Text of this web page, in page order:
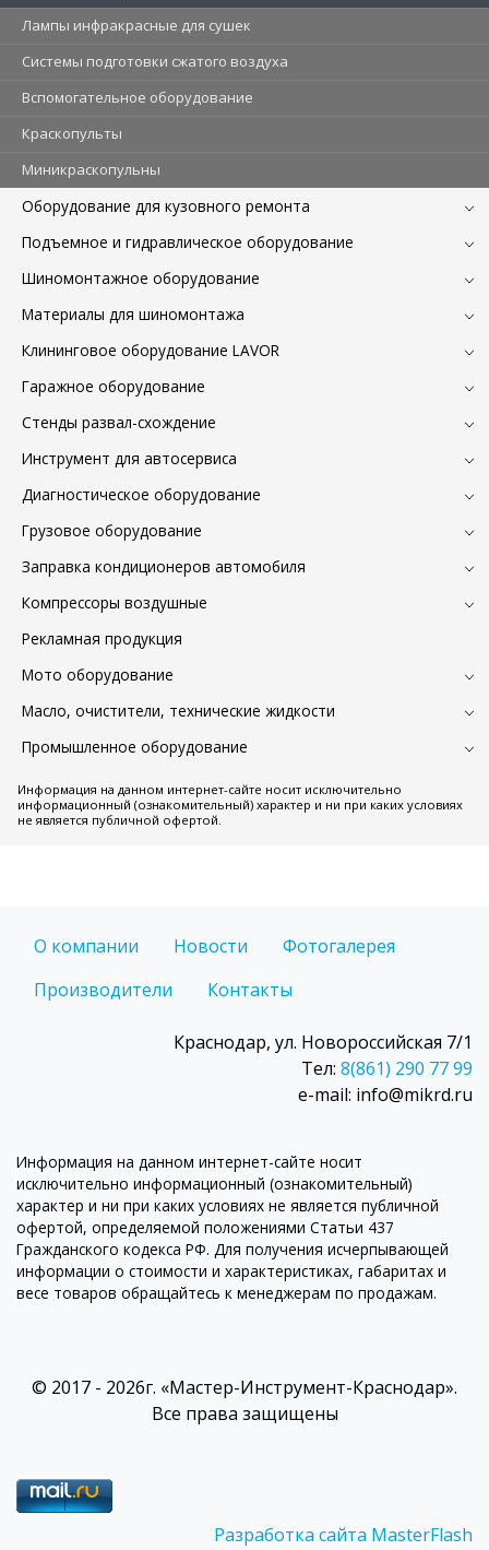
Лампы инфракрасные для сушек
Системы подготовки сжатого воздуха
Вспомогательное оборудование
Краскопульты
Миникраскопульны
Оборудование для кузовного ремонта
Подъемное и гидравлическое оборудование
Шиномонтажное оборудование
Материалы для шиномонтажа
Клининговое оборудование LAVOR
Гаражное оборудование
Стенды развал-схождение
Инструмент для автосервиса
Диагностическое оборудование
Грузовое оборудование
Заправка кондиционеров автомобиля
Компрессоры воздушные
Рекламная продукция
Мото оборудование
Масло, очистители, технические жидкости
Промышленное оборудование
Информация на данном интернет-сайте носит исключительно
информационный (ознакомительный) характер и ни при каких условиях
не является публичной офертой.
О компании Новости
Фотогалерея
Производители
Контакты
Краснодар, ул. Новороссийская 7/1
Тел: 8(861) 290 77 99
e-mail: info@mikrd.ru
Информация на данном интернет-сайте носит
исключительно информационный (ознакомительный)
характер и ни при каких условиях не является публичной
офертой, определяемой положениями Статьи 437
Гражданского кодекса РФ. Для получения исчерпывающей
информации о стоимости и характеристиках, габаритах и
весе товаров обращайтесь к менеджерам по продажам.
© 2017 - 2026г. «Мастер-Инструмент-Краснодар».
Все права защищены
Разработка сайта MasterFlash